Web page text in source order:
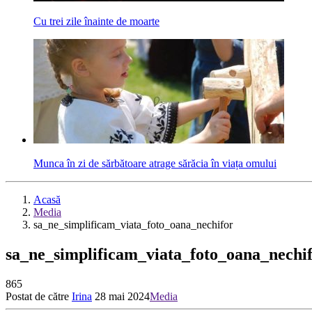
Cu trei zile înainte de moarte
Munca în zi de sărbătoare atrage sărăcia în viața omului
Acasă
Media
sa_ne_simplificam_viata_foto_oana_nechifor
865
Postat de către Irina 28 mai 2024Media